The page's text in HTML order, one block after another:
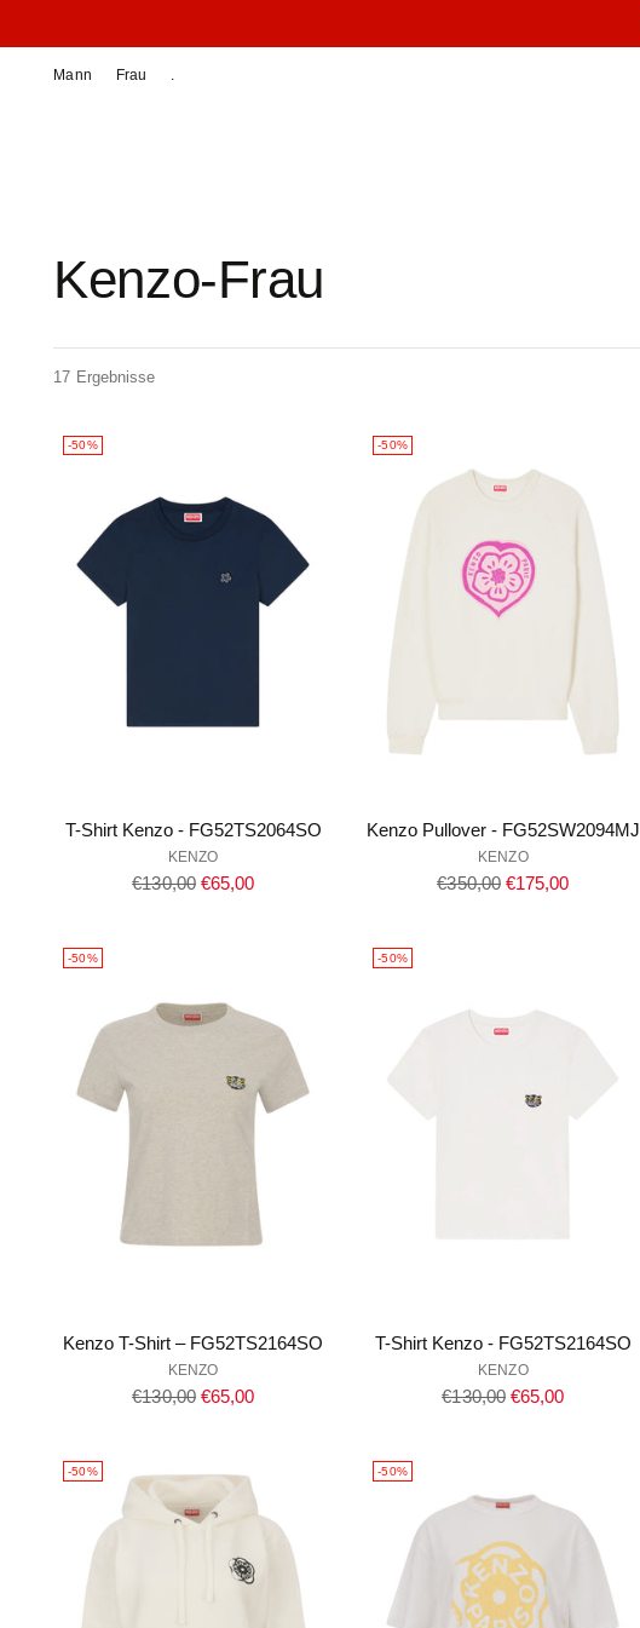
Mann Frau
Kenzo-Frau
17 Ergebnisse
-50%
T-Shirt Kenzo - FG52TS2064SO
KENZO
Regulärer
€130,00 €65,00
-50%
Kenzo Pullover - FG52SW2094MJ
KENZO
Regulärer
€350,00 €175,00
-50%
Kenzo T-Shirt – FG52TS2164SO
KENZO
Regulärer
€130,00 €65,00
-50%
T-Shirt Kenzo - FG52TS2164SO
KENZO
Regulärer
€130,00 €65,00
-50% -50%